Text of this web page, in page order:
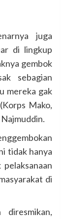
juga
di lingkup
gembok
sebagian
mereka gak
Mako,
Najmuddin.
tidak hanya
di